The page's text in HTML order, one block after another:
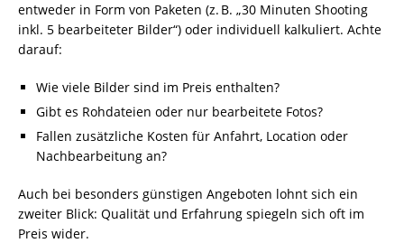
entweder in Form von Paketen (z. B. „30 Minuten Shooting
inkl. 5 bearbeiteter Bilder“) oder individuell kalkuliert. Achte
darauf:
Wie viele Bilder sind im Preis enthalten?
Gibt es Rohdateien oder nur bearbeitete Fotos?
Fallen zusätzliche Kosten für Anfahrt, Location oder
Nachbearbeitung an?
Auch bei besonders günstigen Angeboten lohnt sich ein
zweiter Blick: Qualität und Erfahrung spiegeln sich oft im
Preis wider.